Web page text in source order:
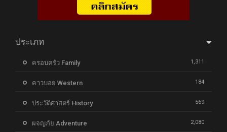
ประเภท
ครอบครัว Family 1,311
คาวบอย Western 184
ประวัติศาสตร์ History 569
ผจญภัย Adventure 2,080